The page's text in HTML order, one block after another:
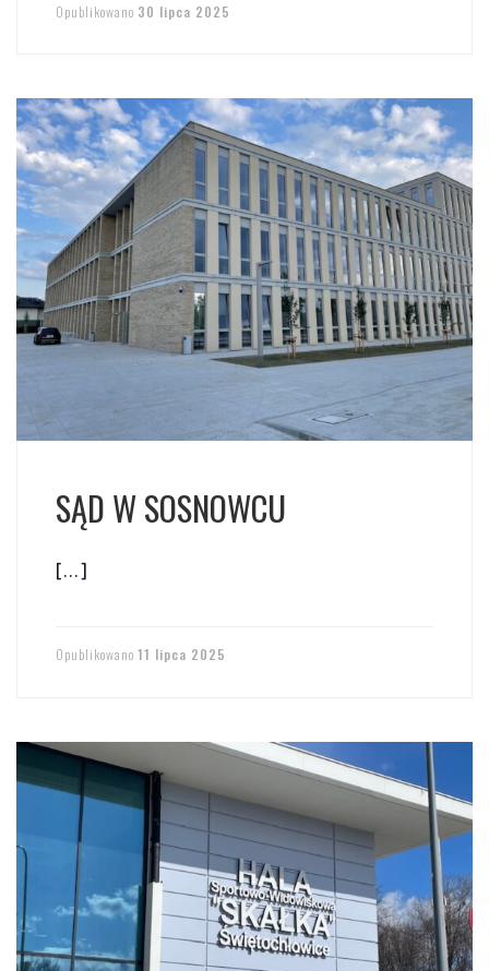
Opublikowano 30 lipca 2025
SĄD W SOSNOWCU
[…]
Opublikowano 11 lipca 2025